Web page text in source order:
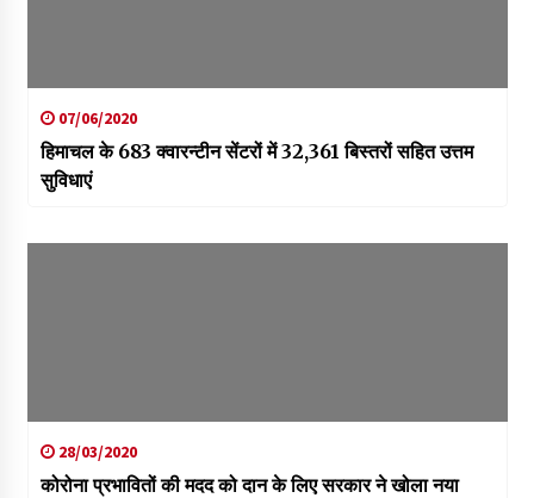
07/06/2020
हिमाचल के 683 क्वारन्टीन सेंटरों में 32,361 बिस्तरों सहित उत्तम
सुविधाएं
28/03/2020
कोरोना प्रभावितों की मदद को दान के लिए सरकार ने खोला नया